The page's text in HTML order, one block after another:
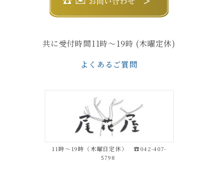
共に受付時間11時〜19時 (木曜定休)
よくあるご質問
11時～19時（木曜日定休） ☎042-407-
5798